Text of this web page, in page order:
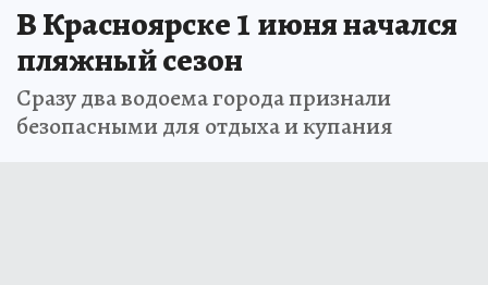
В Красноярске 1 июня начался
пляжный сезон
Сразу два водоема города признали
безопасными для отдыха и купания